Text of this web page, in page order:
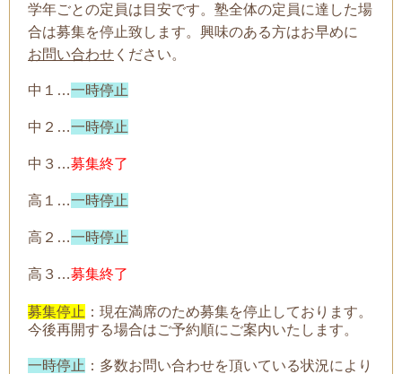
学年ごとの定員は目安です。塾全体の定員に達した場
合は募集を停止致します。興味のある方はお早めに
お問い合わせ ください。
中１…一時停止
中２…一時停止
中３…募集終了
高１…一時停止
高２…一時停止
高３…募集終了
募集停止 ：現在満席のため募集を停止しております。
今後再開する場合はご予約順にご案内いたします。
一時停止 ： 多数お問い合わせを頂いている状況により